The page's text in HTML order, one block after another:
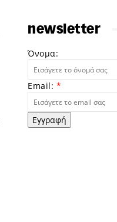
newsletter
Όνομα:
Email: *
Εγγραφή